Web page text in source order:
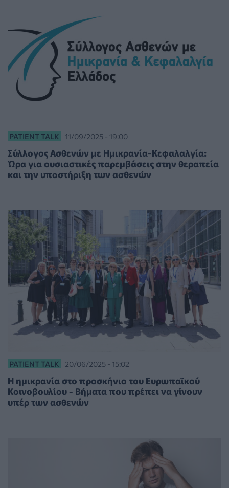
PATIENT TALK 11/09/2025 - 19:00
Σύλλογος Ασθενών με Ημικρανία-Κεφαλαλγία:
Ώρα για ουσιαστικές παρεμβάσεις στην θεραπεία
και την υποστήριξη των ασθενών
PATIENT TALK 20/06/2025 - 15:02
Η ημικρανία στο προσκήνιο του Ευρωπαϊκού
Κοινοβουλίου - Βήματα που πρέπει να γίνουν
υπέρ των ασθενών